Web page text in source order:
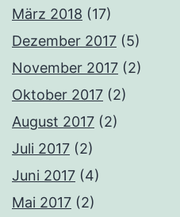
März 2018 (17)
Dezember 2017 (5)
November 2017 (2)
Oktober 2017 (2)
August 2017 (2)
Juli 2017 (2)
Juni 2017 (4)
Mai 2017 (2)